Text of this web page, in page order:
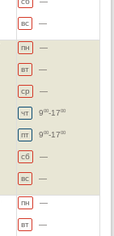
вс —
пн —
вт —
ср —
чт 900 -1700
пт 900 -1700
сб —
вс —
пн —
вт —